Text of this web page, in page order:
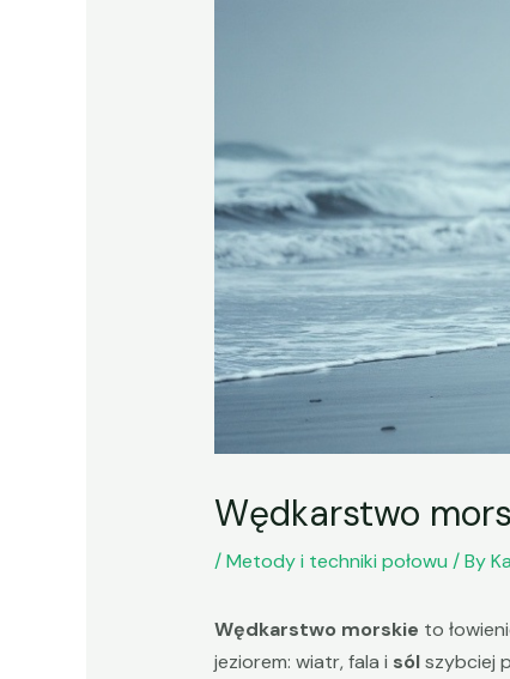
Wędkarstwo
/Metody i techniki połowu / By
Wędkarstwo morskie to
jeziorem: wiatr, fala i sólszybciej